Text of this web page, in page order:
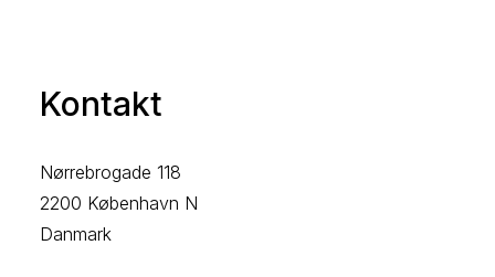
Kontakt
Nørrebrogade 118
2200 København N
Danmark